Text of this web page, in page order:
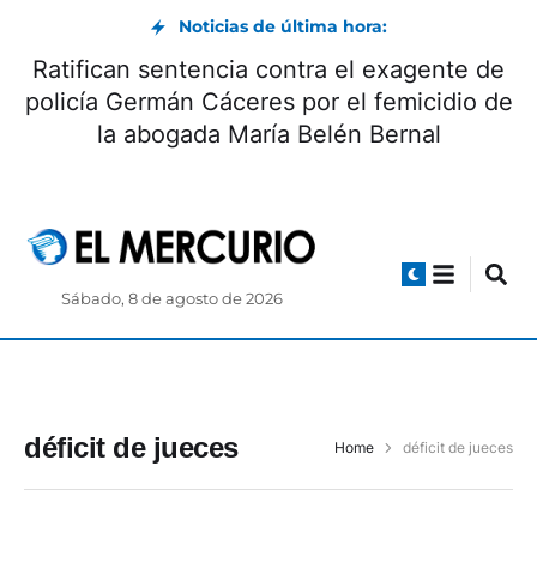
Noticias de última hora:
Ratifican sentencia contra el exagente de
policía Germán Cáceres por el femicidio de
la abogada María Belén Bernal
Sábado, 8 de agosto de 2026
déficit de jueces Home déficit de jueces